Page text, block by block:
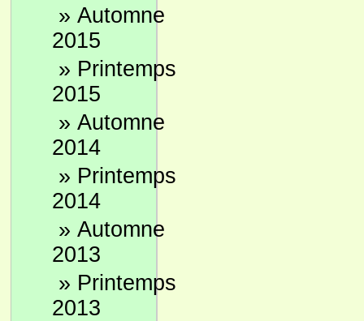
» Automne
2015
» Printemps
2015
» Automne
2014
» Printemps
2014
» Automne
2013
» Printemps
2013